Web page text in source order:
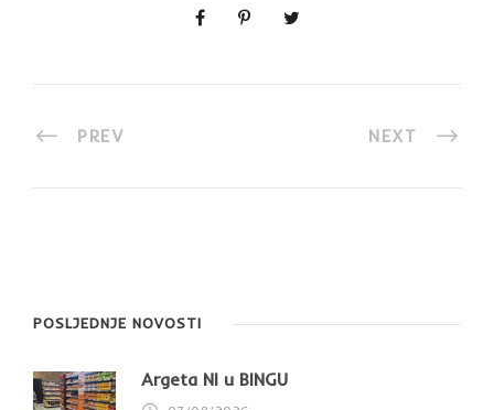
PREV NEXT
POSLJEDNJE NOVOSTI
Argeta NI u BINGU